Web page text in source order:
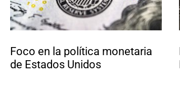
Foco en la política monetaria
de Estados Unidos